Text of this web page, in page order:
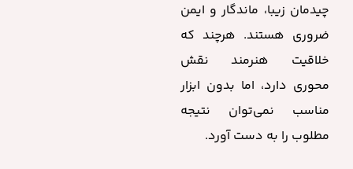
چیدمان زیبا، ماندگار و ایمن
ضروری هستند. هرچند که
خلاقیت هنرمند نقش
محوری دارد، اما بدون ابزار
مناسب نمی‌توان نتیجه
مطلوب را به دست آورد.